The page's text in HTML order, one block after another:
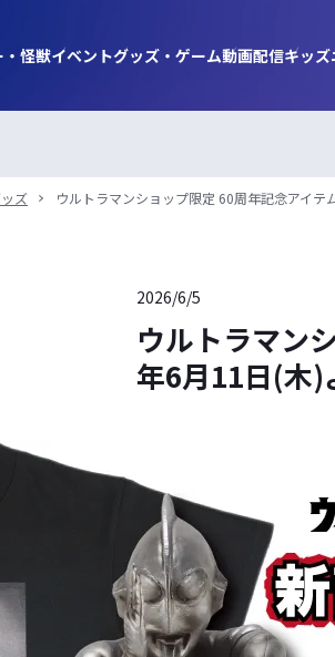
怪獣イベントグッズ・ ゲーム動画配信キッズ
ズ ウルトラマンショップ限定 60周年記念アイ
2026/6/5
ウルトラマン
年6月11日(木)